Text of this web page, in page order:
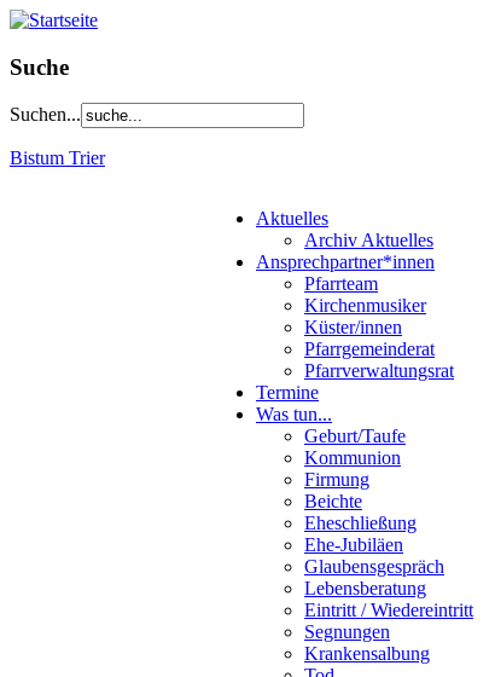
Suche
Suchen...
Bistum Trier
Aktuelles
Archiv Aktuelles
Ansprechpartner*innen
Pfarrteam
Kirchenmusiker
Küster/innen
Pfarrgemeinderat
Pfarrverwaltungsrat
Termine
Was tun...
Geburt/Taufe
Kommunion
Firmung
Beichte
Eheschließung
Ehe-Jubiläen
Glaubensgespräch
Lebensberatung
Eintritt / Wiedereintritt
Segnungen
Krankensalbung